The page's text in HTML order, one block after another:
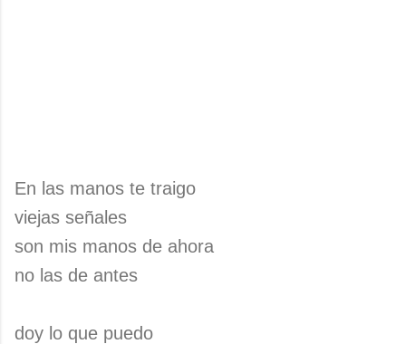
En las manos te traigo
viejas señales
son mis manos de ahora
no las de antes
doy lo que puedo